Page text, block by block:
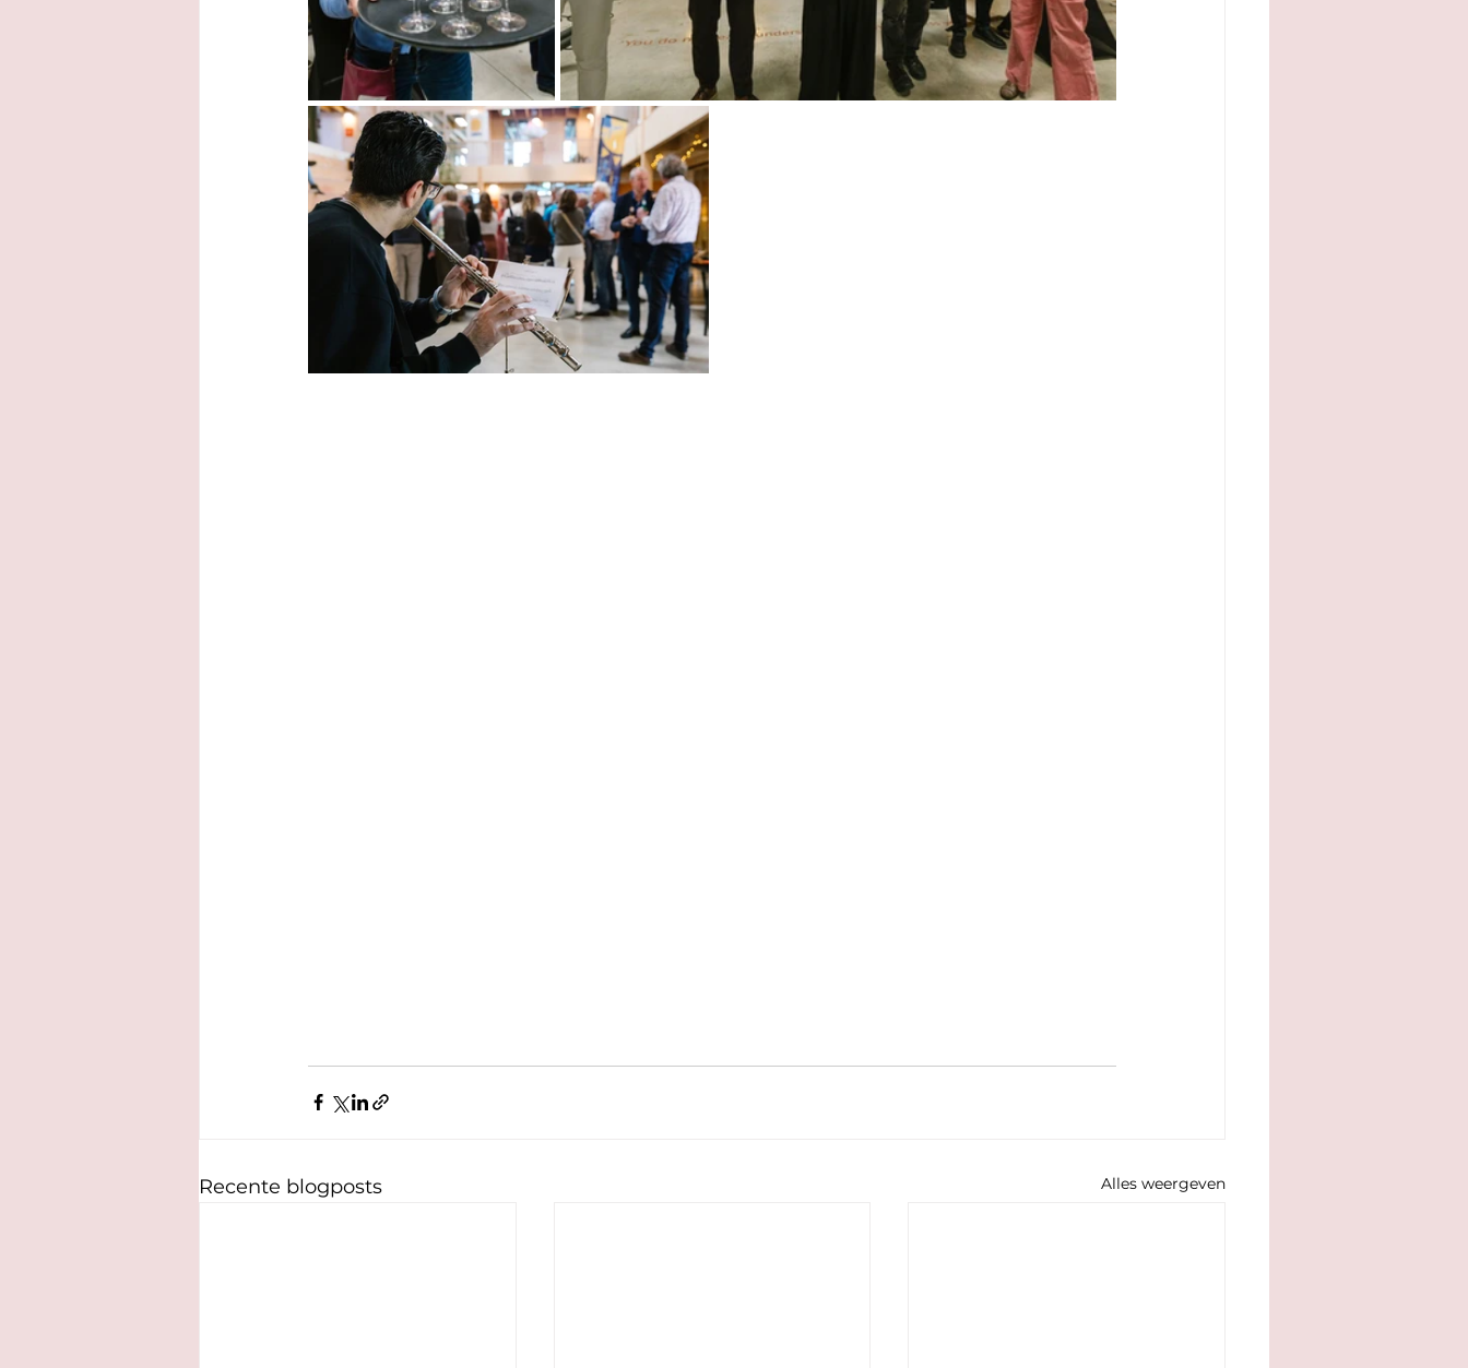
Recente blogposts Alles weergeven